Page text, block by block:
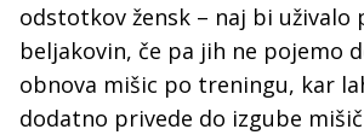
odstotkov žensk – naj bi uživalo
beljakovin, če pa jih ne pojemo
obnova mišic po treningu, kar
dodatno privede do izgube